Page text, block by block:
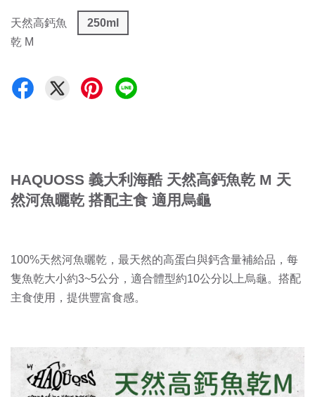
天然高鈣魚
乾 M
250ml
HAQUOSS 義大利海酷 天然高鈣魚乾 M 天
然河魚曬乾 搭配主食 適用烏龜
100%天然河魚曬乾，最天然的高蛋白與鈣含量補給品，每
隻魚乾大小約3~5公分，適合體型約10公分以上烏龜。搭配
主食使用，提供豐富食感。